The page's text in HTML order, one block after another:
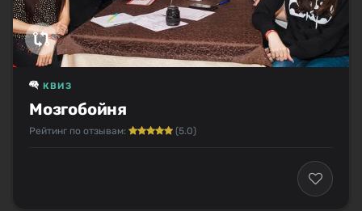
Мозгобойня
КВИЗ
Рейтинг по отзывам: (5.0)